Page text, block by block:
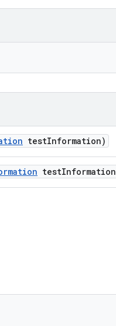
testInformation)
testInformation